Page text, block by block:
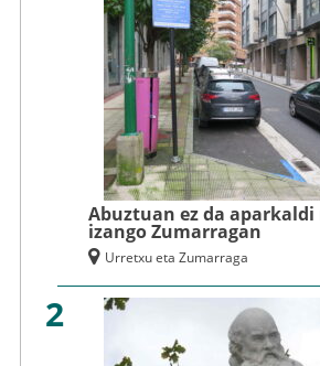
Abuztuan ez da
izango Zumarragan
Urretxu eta Zumarraga
2